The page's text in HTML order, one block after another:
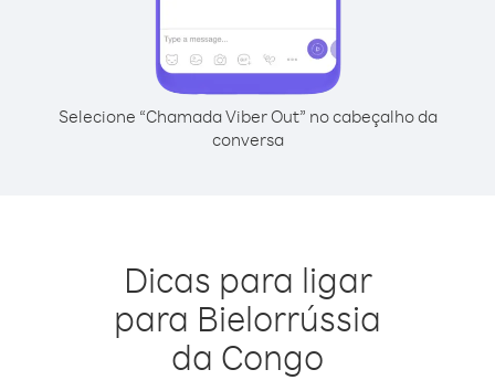
Selecione “Chamada Viber Out” no cabeçalho da
conversa
Dicas para ligar
para Bielorrússia
da Congo